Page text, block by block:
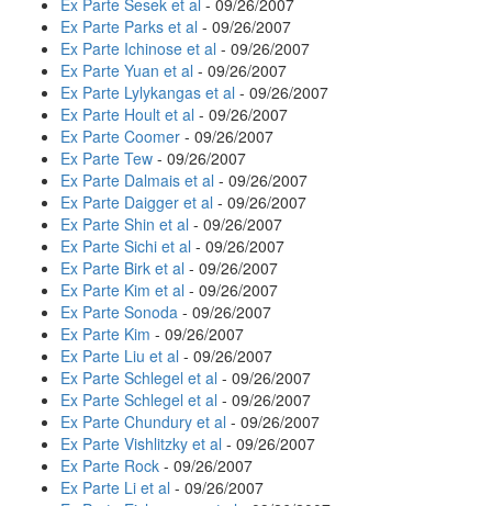
Ex Parte Sesek et al - 09/26/2007
Ex Parte Parks et al - 09/26/2007
Ex Parte Ichinose et al - 09/26/2007
Ex Parte Yuan et al - 09/26/2007
Ex Parte Lylykangas et al - 09/26/2007
Ex Parte Hoult et al - 09/26/2007
Ex Parte Coomer - 09/26/2007
Ex Parte Tew - 09/26/2007
Ex Parte Dalmais et al - 09/26/2007
Ex Parte Daigger et al - 09/26/2007
Ex Parte Shin et al - 09/26/2007
Ex Parte Sichi et al - 09/26/2007
Ex Parte Birk et al - 09/26/2007
Ex Parte Kim et al - 09/26/2007
Ex Parte Sonoda - 09/26/2007
Ex Parte Kim - 09/26/2007
Ex Parte Liu et al - 09/26/2007
Ex Parte Schlegel et al - 09/26/2007
Ex Parte Schlegel et al - 09/26/2007
Ex Parte Chundury et al - 09/26/2007
Ex Parte Vishlitzky et al - 09/26/2007
Ex Parte Rock - 09/26/2007
Ex Parte Li et al - 09/26/2007